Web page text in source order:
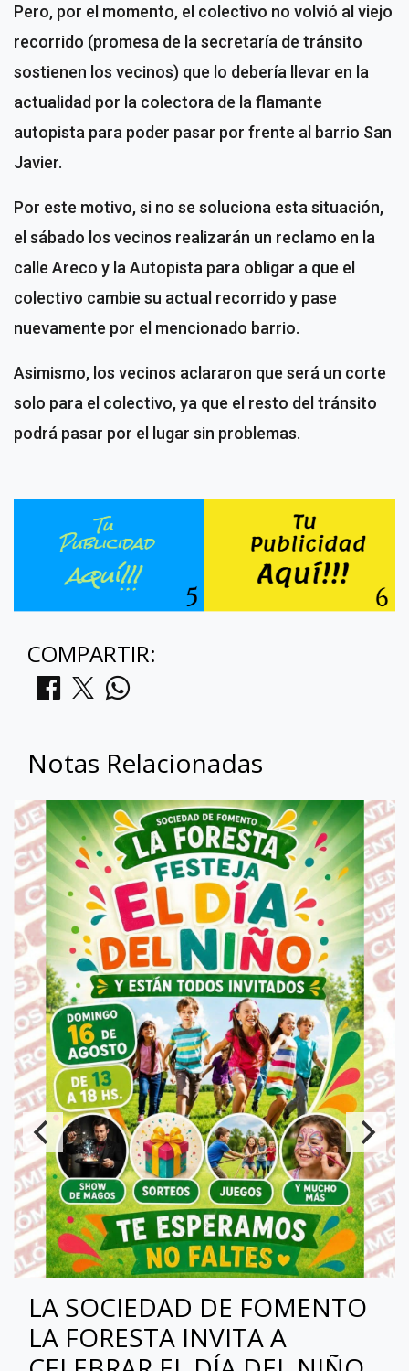
Pero, por el momento, el colectivo no volvió al viejo
recorrido (promesa de la secretaría de tránsito
sostienen los vecinos) que lo debería llevar en la
actualidad por la colectora de la flamante
autopista para poder pasar por frente al barrio San
Javier.
Por este motivo, si no se soluciona esta situación,
el sábado los vecinos realizarán un reclamo en la
calle Areco y la Autopista para obligar a que el
colectivo cambie su actual recorrido y pase
nuevamente por el mencionado barrio.
Asimismo, los vecinos aclararon que será un corte
solo para el colectivo, ya que el resto del tránsito
podrá pasar por el lugar sin problemas.
COMPARTIR:
Notas Relacionadas
LA SOCIEDAD DE FOMENTO
LA FORESTA INVITA A